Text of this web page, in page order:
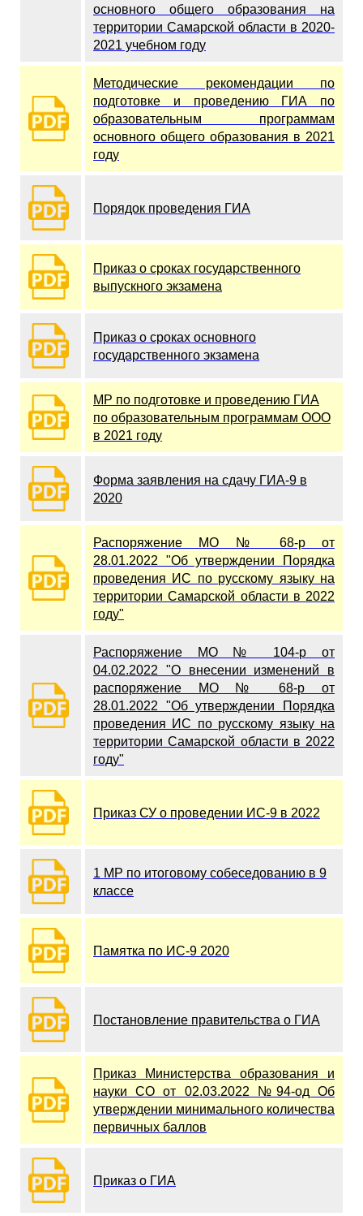
основного общего образования на
территории Самарской области в 2020-
2021 учебном году
Методические рекомендации по
подготовке и проведению ГИА по
образовательным программам
основного общего образования в 2021
году
Порядок проведения ГИА
Приказ о сроках государственного
выпускного экзамена
Приказ о сроках основного
государственного экзамена
МР по подготовке и проведению ГИА
по образовательным программам ООО
в 2021 году
Форма заявления на сдачу ГИА-9 в
2020
Распоряжение МО № 68-р от
28.01.2022 "Об утверждении Порядка
проведения ИС по русскому языку на
территории Самарской области в 2022
году"
Распоряжение МО № 104-р от
04.02.2022 "О внесении изменений в
распоряжение МО № 68-р от
28.01.2022 "Об утверждении Порядка
проведения ИС по русскому языку на
территории Самарской области в 2022
году"
Приказ СУ о проведении ИС-9 в 2022
1 МР по итоговому собеседованию в 9
классе
Памятка по ИС-9 2020
Постановление правительства о ГИА
Приказ Министерства образования и
науки СО от 02.03.2022 №94-од Об
утверждении минимального количества
первичных баллов
Приказ о ГИА